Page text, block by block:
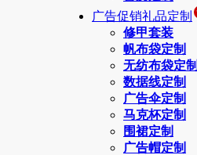
广告促销礼品定制
修甲套装
帆布袋定制
无纺布袋定制
数据线定制
广告伞定制
马克杯定制
围裙定制
广告帽定制